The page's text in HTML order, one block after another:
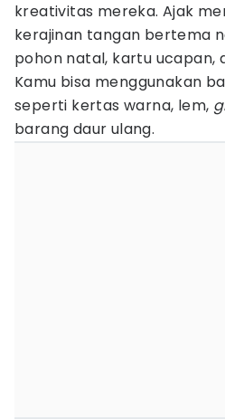
kreativitas mereka. Ajak
kerajinan tangan bertema
pohon natal, kartu ucapan,
Kamu bisa menggunakan
seperti kertas warna, lem,
barang daur ulang.